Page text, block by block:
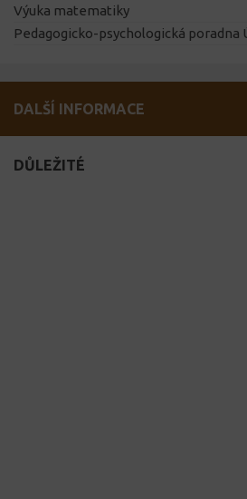
Výuka matematiky
Pedagogicko-psychologická poradna
DALŠÍ INFORMACE
DŮLEŽITÉ